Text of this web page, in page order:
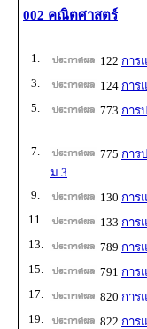
002 คณิตศาสตร์
1. 122 การ
3.
124 การ
5.
773 การ
7.
775 การ
ม.3
9. 130 การ
11.
133 การ
13.
789 การ
15.
791 การ
17.
820 การ
19.
822 การ